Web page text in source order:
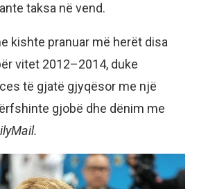
taksa në vend.
kishte pranuar më herët disa
vitet 2012–2014, duke
të gjatë gjyqësor me një
gjobë dhe dënim me